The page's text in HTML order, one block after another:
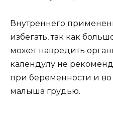
Внутреннего
избегать, так как
может навредить
календулу не
при беременности и
малыша грудью.